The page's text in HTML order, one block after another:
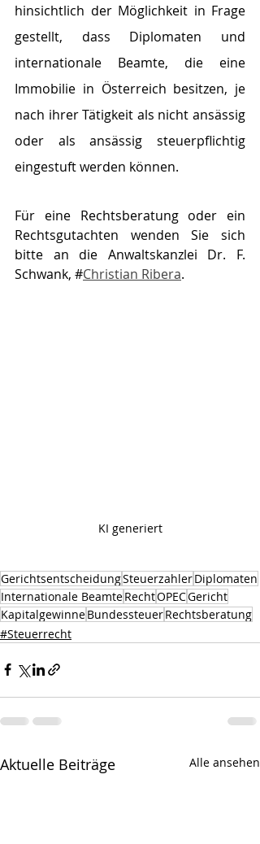
hinsichtlich der Möglichkeit in Frage
gestellt, dass Diplomaten und
internationale Beamte, die eine
Immobilie in Österreich besitzen, je
nach ihrer Tätigkeit als nicht ansässig
oder als ansässig steuerpflichtig
eingestuft werden können.
Für eine Rechtsberatung oder ein
Rechtsgutachten wenden Sie sich
bitte an die Anwaltskanzlei Dr. F.
Schwank, #Christian Ribera.
KI generiert
GerichtsentscheidungSteuerzahlerDiplomaten
Internationale BeamteRechtOPECGericht
KapitalgewinneBundessteuerRechtsberatung
#Steuerrecht
Aktuelle Beiträge Alle ansehen